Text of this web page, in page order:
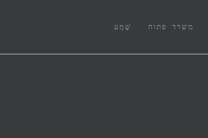
משרד פתוח שֶׁמַע